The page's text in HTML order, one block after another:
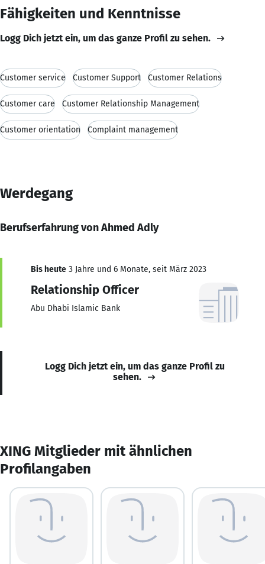
Fähigkeiten und Kenntnisse
Logg Dich jetzt ein, um das ganze Profil zu sehen.
Customer service Customer Support Customer Relations
Customer care Customer Relationship Management
Customer orientation Complaint management
Werdegang
Berufserfahrung von Ahmed Adly
Bis heute 3 Jahre und 6 Monate, seit März 2023
Relationship Officer
Abu Dhabi Islamic Bank
Logg Dich jetzt ein, um das ganze Profil zu
sehen.
XING Mitglieder mit ähnlichen
Profilangaben